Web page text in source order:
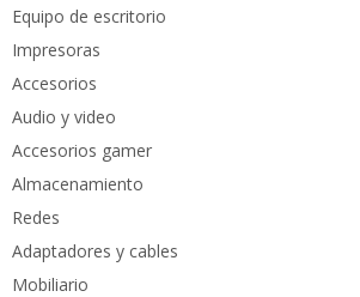
Equipo de escritorio
Impresoras
Accesorios
Audio y video
Accesorios gamer
Almacenamiento
Redes
Adaptadores y cables
Mobiliario